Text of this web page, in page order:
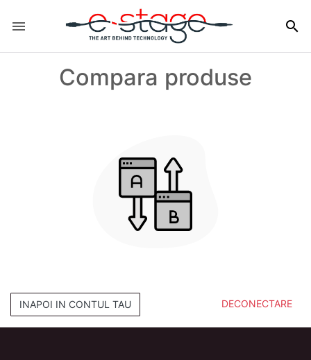
 
Compara produse
INAPOI IN CONTUL TAU DECONECTARE